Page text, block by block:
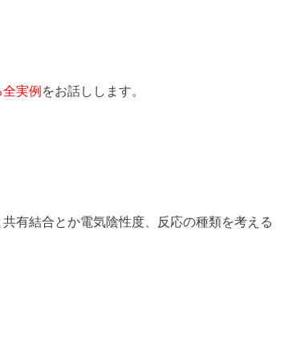
全実例をお話しします。
有結合とか電気陰性度、反応の種類を考える